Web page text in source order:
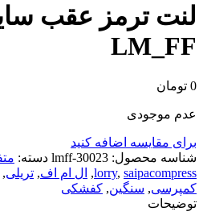
لنت ترمز عقب
LM_FF
0 تومان
عدم موجودی
برای مقایسه اضافه کنید
شناسه محصول: 30023-lmff دسته:
lorry, saipacompress
, ال ام اف, تریلی,
کمپرسی, سنگین, کفشکی
توضیحات